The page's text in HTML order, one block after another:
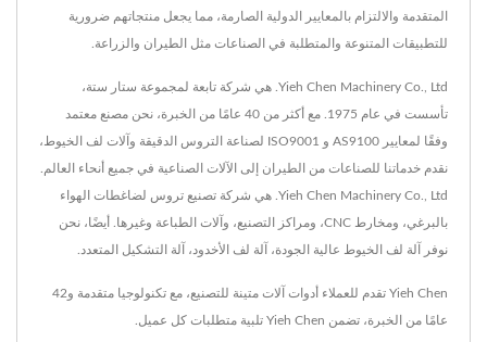
المتقدمة والالتزام بالمعايير الدولية الصارمة، مما يجعل منتجاتهم ضرورية
للتطبيقات المتنوعة والمتطلبة في الصناعات مثل الطيران والزراعة.
Yieh Chen Machinery Co., Ltd. هي شركة تابعة لمجموعة ستار ستة،
تأسست في عام 1975. مع أكثر من 40 عامًا من الخبرة، نحن مصنع معتمد
وفقًا لمعايير AS9100 و ISO9001 لصناعة التروس الدقيقة وآلات لف الخيوط،
نقدم خدماتنا للصناعات من الطيران إلى الآلات الصناعية في جميع أنحاء العالم.
Yieh Chen Machinery Co., Ltd. هي شركة تصنيع تروس لضاغطات الهواء
بالبرغي، ومخارط CNC، ومراكز التصنيع، وآلات الطباعة وغيرها. أيضًا، نحن
نوفر آلة لف الخيوط عالية الجودة، آلة لف الأخدود، آلة التشكيل المتعدد.
Yieh Chen تقدم للعملاء أدوات آلات متينة للتصنيع، مع تكنولوجيا متقدمة و42
عامًا من الخبرة، تضمن Yieh Chen تلبية متطلبات كل عميل.